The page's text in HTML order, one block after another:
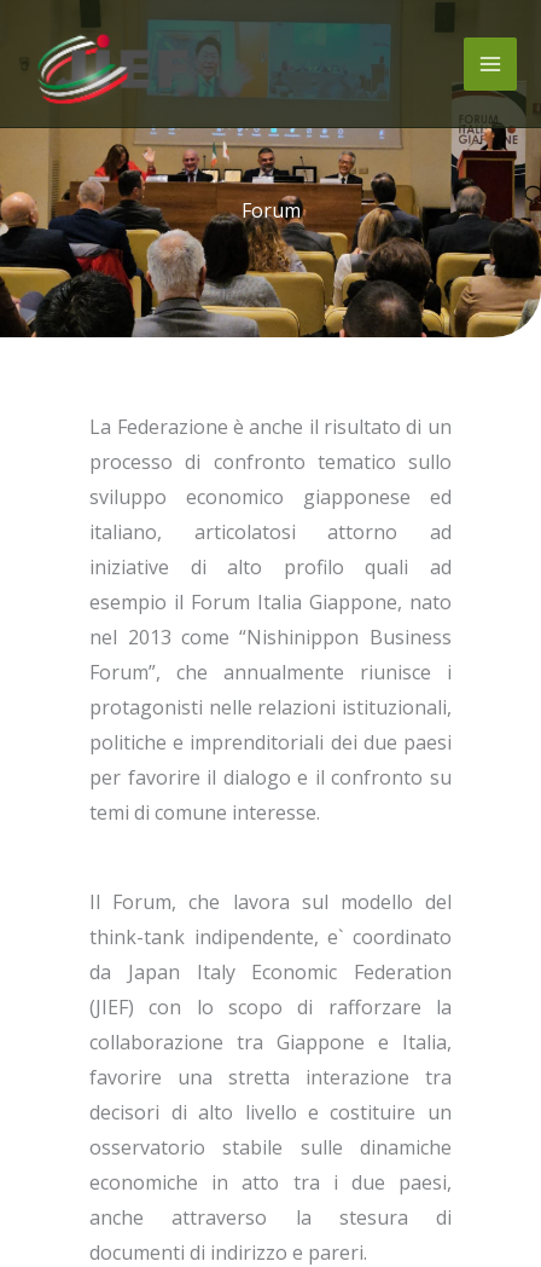
contenuto
Forum
La Federazione è anche il risultato di un
processo di confronto tematico sullo
sviluppo economico giapponese ed
italiano, articolatosi attorno ad
iniziative di alto profilo quali ad
esempio il Forum Italia Giappone, nato
nel 2013 come “Nishinippon Business
Forum”, che annualmente riunisce i
protagonisti nelle relazioni istituzionali,
politiche e imprenditoriali dei due paesi
per favorire il dialogo e il confronto su
temi di comune interesse.
Il Forum, che lavora sul modello del
think-tank indipendente, e` coordinato
da Japan Italy Economic Federation
(JIEF) con lo scopo di rafforzare la
collaborazione tra Giappone e Italia,
favorire una stretta interazione tra
decisori di alto livello e costituire un
osservatorio stabile sulle dinamiche
economiche in atto tra i due paesi,
anche attraverso la stesura di
documenti di indirizzo e pareri.